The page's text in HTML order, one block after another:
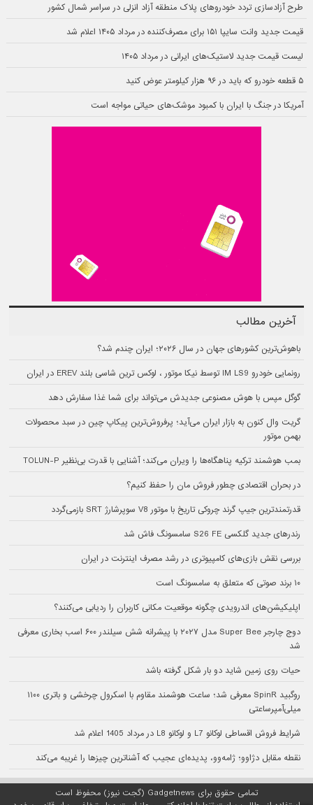
طرح آزادسازی تردد خودروهای پلاک منطقه آزاد انزلی در سراسر شمال کشور
قیمت جدید وانت سایپا ۱۵۱ برای مصرف‌کننده در مرداد ۱۴۰۵ اعلام شد
لیست قیمت جدید لاستیک‌های ایرانی در مرداد ۱۴۰۵
۵ قطعه خودرو که باید در ۹۶ هزار کیلومتر عوض کنید
آمریکا در جنگ با ایران با کمبود موشک‌های حیاتی مواجه است
آخرین مطالب
باهوش‌ترین کشورهای جهان در سال ۲۰۲۶؛ ایران چندم شد؟
رونمایی خودرو IM LS9 توسط نیکا موتور ، لوکس ترین شاسی بلند EREV در ایران
گوگل مپس با هوش مصنوعی جدیدش می‌تواند برای شما غذا سفارش دهد
گریت وال کنون به بازار ایران می‌آید؛ پرفروش‌ترین پیکاپ چین در سبد محصولات
بهمن موتور
بمب هوشمند ترکیه پناهگاه‌ها را ویران می‌کند؛ آشنایی با قدرت بی‌نظیر TOLUN-P
در بحران اقتصادی چطور فروش مان را حفظ کنیم؟
قدرتمندترین جیپ گرند چروکی تاریخ با موتور V8 سوپرشارژ SRT بازمی‌گردد
رندرهای جدید گلکسی S26 FE سامسونگ فاش شد
بررسی نقش بازی‌های کامپیوتری در رشد مصرف اینترنت در ایران
۱۰ برند صوتی که متعلق به سامسونگ است
اپلیکیشن‌های اندرویدی چگونه موقعیت مکانی کاربران را ردیابی می‌کنند؟
دوج چارجر Super Bee مدل ۲۰۲۷ با پیشرانه شش سیلندر ۶۰۰ اسب بخاری معرفی
شد
حیات روی زمین شاید دو بار شکل گرفته باشد
روگبید SpinR معرفی شد؛ ساعت هوشمند مقاوم با اسکرول چرخشی و باتری ۱۱۰۰
میلی‌آمپرساعتی
شرایط فروش اقساطی لوکانو L7 و لوکانو L8 در مرداد 1405 اعلام شد
نقطه مقابل دژاوو؛ ژامه‌وو، پدیده‌ای عجیب که آشناترین چیزها را غریبه می‌کند
تمامی حقوق برای Gadgetnews (گجت نیوز) محفوظ است